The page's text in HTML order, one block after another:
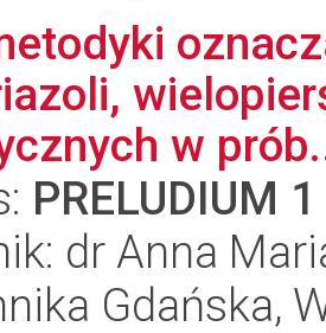
w
PRELUDIUM 1
dr Anna
Gdańska,